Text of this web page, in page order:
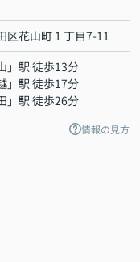
区花山町１丁目7-11
」駅 徒歩13分
」駅 徒歩17分
」駅 徒歩26分
情報の見方